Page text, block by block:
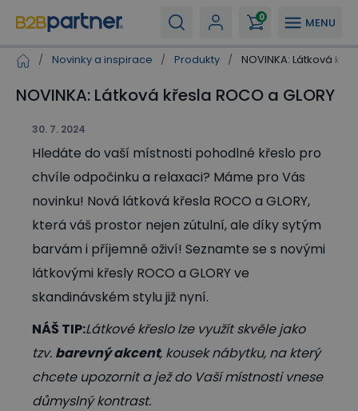
MENU
0
/ Novinky a inspirace / Produkty / NOVINKA: Látková
NOVINKA: Látková křesla ROCO a GLORY
30. 7. 2024
Hledáte do vaší místnosti pohodlné křeslo pro
chvíle odpočinku a relaxaci? Máme pro Vás
novinku! Nová látková křesla ROCO a GLORY,
která váš prostor nejen zútulní, ale díky sytým
barvám i příjemně oživí! Seznamte se s novými
látkovými křesly ROCO a GLORY ve
skandinávském stylu již nyní.
NÁŠ TIP:Látkové křeslo lze využít skvěle jako
tzv. barevný akcent, kousek nábytku, na který
chcete upozornit a jež do Vaší místnosti vnese
důmyslný kontrast.